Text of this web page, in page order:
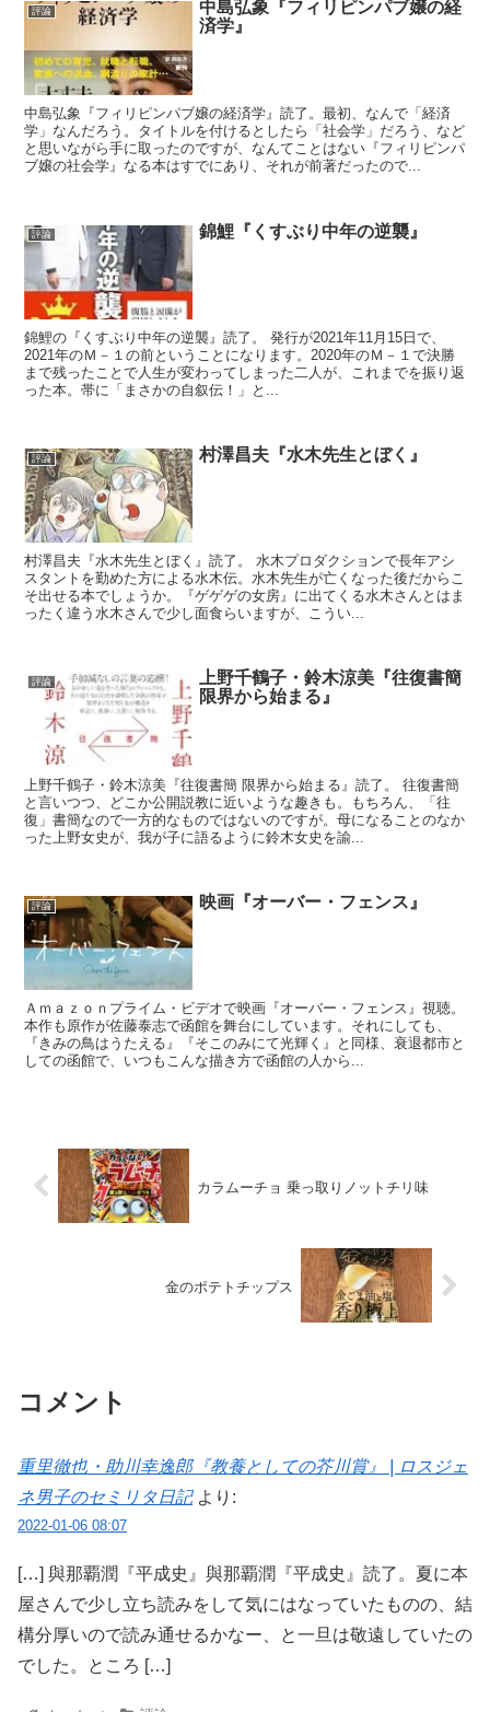
評論
中島弘象『フィリピンパブ嬢の経
済学』
中島弘象『フィリピンパブ嬢の経済学』読了。最初、なんで「経済
学」なんだろう。タイトルを付けるとしたら「社会学」だろう、など
と思いながら手に取ったのですが、なんてことはない『フィリピンパ
ブ嬢の社会学』なる本はすでにあり、それが前著だったので...
評論 錦鯉『くすぶり中年の逆襲』
錦鯉の『くすぶり中年の逆襲』読了。 発行が2021年11月15日で、
2021年のＭ－１の前ということになります。2020年のＭ－１で決勝
まで残ったことで人生が変わってしまった二人が、これまでを振り返
った本。帯に「まさかの自叙伝！」と...
評論 村澤昌夫『水木先生とぼく』
村澤昌夫『水木先生とぼく』読了。 水木プロダクションで長年アシ
スタントを勤めた方による水木伝。水木先生が亡くなった後だからこ
そ出せる本でしょうか。『ゲゲゲの女房』に出てくる水木さんとはま
ったく違う水木さんで少し面食らいますが、こうい...
評論
上野千鶴子・鈴木涼美『往復書簡
限界から始まる』
上野千鶴子・鈴木涼美『往復書簡 限界から始まる』読了。 往復書簡
と言いつつ、どこか公開説教に近いような趣きも。もちろん、「往
復」書簡なので一方的なものではないのですが。母になることのなか
った上野女史が、我が子に語るように鈴木女史を諭...
評論 映画『オーバー・フェンス』
Ａｍａｚｏｎプライム・ビデオで映画『オーバー・フェンス』視聴。
本作も原作が佐藤泰志で函館を舞台にしています。それにしても、
『きみの鳥はうたえる』『そこのみにて光輝く』と同様、衰退都市と
しての函館で、いつもこんな描き方で函館の人から...
カラムーチョ 乗っ取りノットチリ味
金のポテトチップス
コメント
重里徹也・助川幸逸郎『教養としての芥川賞』 | ロスジェ
ネ男子のセミリタ日記 より:
2022-01-06 08:07
[…] 與那覇潤『平成史』與那覇潤『平成史』読了。夏に本
屋さんで少し立ち読みをして気にはなっていたものの、結
構分厚いので読み通せるかなー、と一旦は敬遠していたの
でした。ところ […]